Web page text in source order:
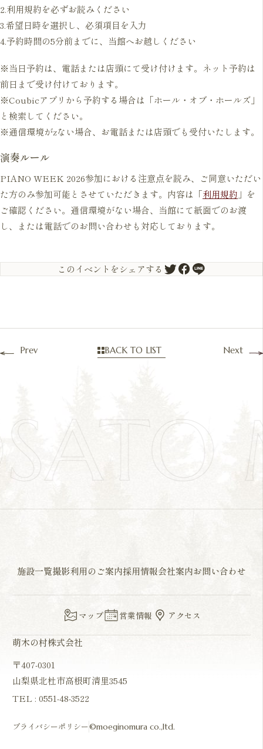
2.利用規約を必ずお読みください
3.希望日時を選択し、必須項目を入力
4.予約時間の5分前までに、当館へお越しください
※当日予約は、電話または店頭にて受け付けます。ネット予約は
前日まで受け付けております。
※Coubicアプリから予約する場合は「ホール・オブ・ホールズ」
と検索してください。
※通信環境がzない場合、お電話または店頭でも受付いたします。
演奏ルール
PIANO WEEK 2026参加における注意点を読み、ご同意いただい
た方のみ参加可能とさせていただきます。内容は「利用規約 」を
ご確認ください。通信環境がない場合、当館にて紙面でのお渡
し、または電話でのお問い合わせも対応しております。
このイベントをシェアする
Prev Next
BACK TO LIST
施設一覧撮影利用のご案内採用情報会社案内お問い合わせ
マップ 営業情報 アクセス
萌木の村株式会社
〒407-0301
山梨県北杜市高根町清里3545
TEL : 0551-48-3522
プライバシーポリシー©moeginomura co.,ltd.